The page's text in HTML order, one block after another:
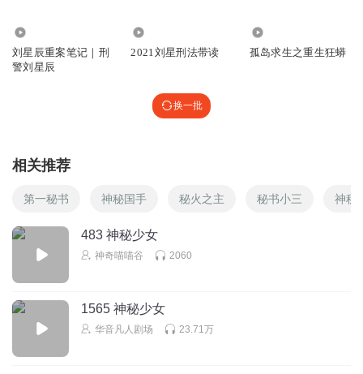
感觉跟苏联解体一样快
回复 2024-12-29
刘星辰重案笔记｜刑
警刘星辰
2021刘星刑法带读 孤岛求生之重生狂蟒
换一批
相关推荐
第一秘书 神秘国手 秘火之主 秘书小三 神秘
483 神秘少女
神奇喵喵谷 2060
1565 神秘少女
华音凡人剧场 23.71万